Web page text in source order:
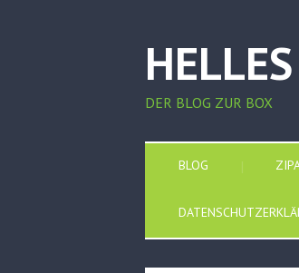
DER BLOG ZUR BOX
BLOG